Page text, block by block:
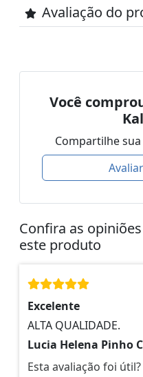
Avaliação do
Você
Compartilhe
Confira as
este produto
Excelente
ALTA QUALIDADE.
Lucia Helena Pinho
Esta avaliação foi útil?